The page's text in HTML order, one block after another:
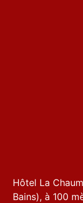
Hôtel La
Bains), à 100